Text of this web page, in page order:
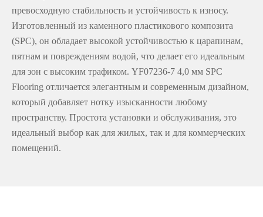
превосходную стабильность и устойчивость к износу.
Изготовленный из каменного пластикового композита
(SPC), он обладает высокой устойчивостью к царапинам,
пятнам и повреждениям водой, что делает его идеальным
для зон с высоким трафиком. YF07236-7 4,0 мм SPC
Flooring отличается элегантным и современным дизайном,
который добавляет нотку изысканности любому
пространству. Простота установки и обслуживания, это
идеальный выбор как для жилых, так и для коммерческих
помещений.